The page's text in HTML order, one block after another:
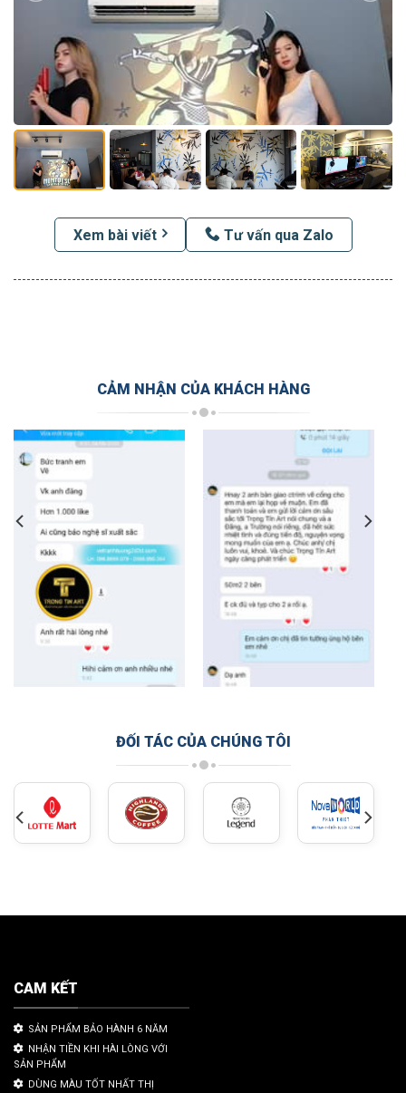
Xem bài viết Tư vấn qua Zalo
CẢM NHẬN CỦA KHÁCH HÀNG
ĐỐI TÁC CỦA CHÚNG TÔI
CAM KẾT
SẢN PHẨM BẢO HÀNH 6 NĂM
NHẬN TIỀN KHI HÀI LÒNG VỚI
SẢN PHẨM
DÙNG MÀU TỐT NHẤT THỊ